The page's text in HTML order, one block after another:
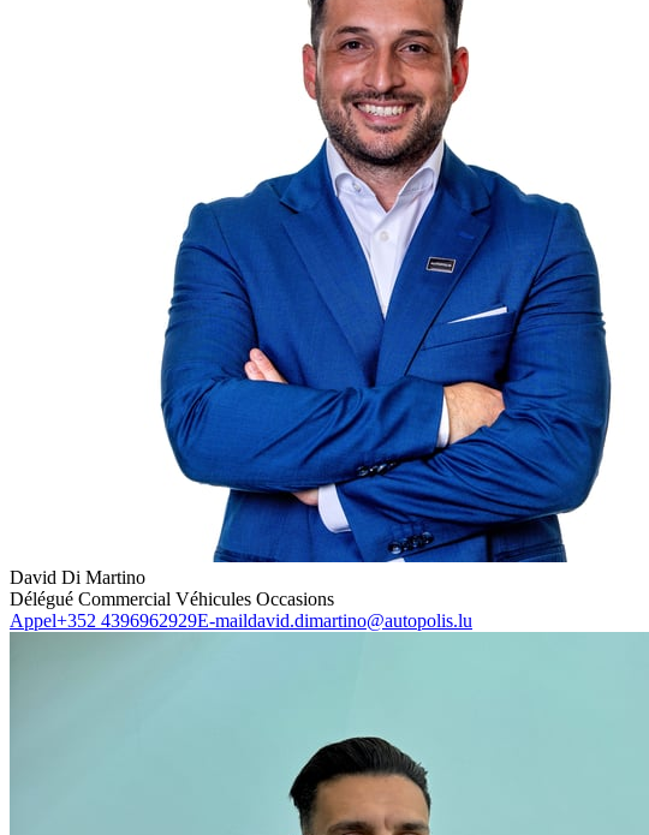
David Di Martino
Délégué Commercial Véhicules Occasions
Appel+352 4396962929E-maildavid.dimartino@autopolis.lu